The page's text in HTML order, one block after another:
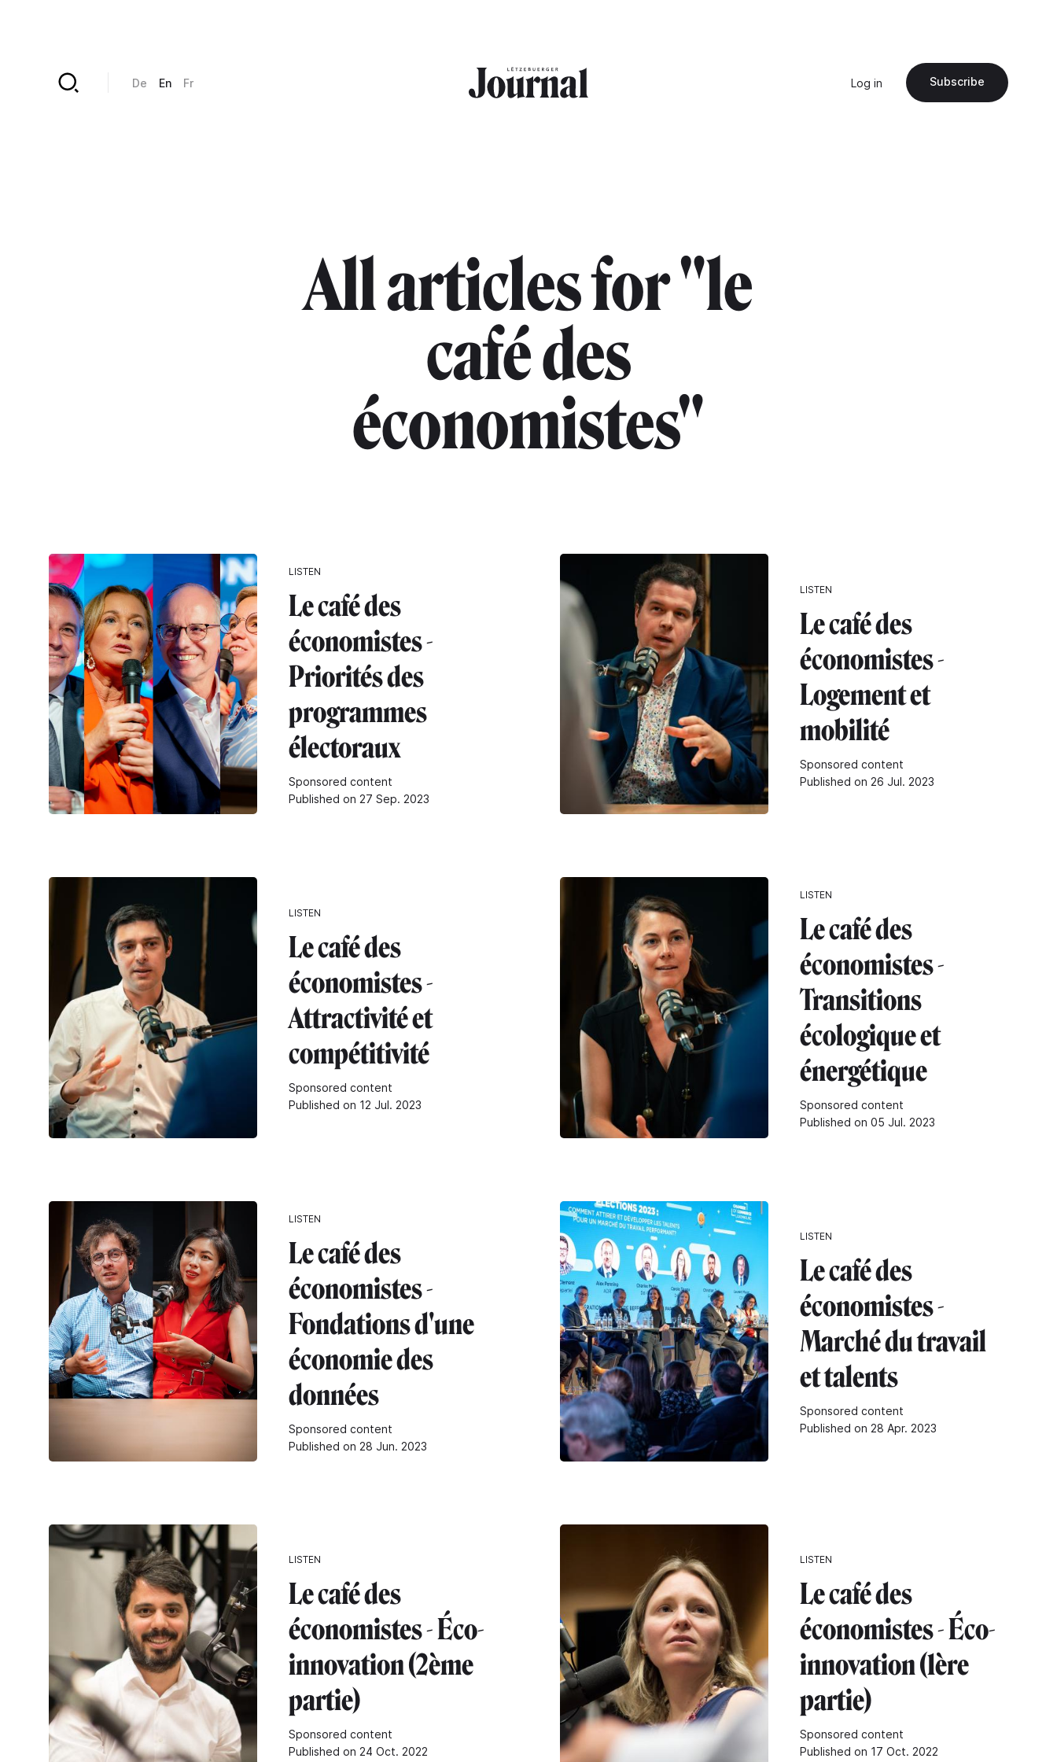
Log in Subscribe
De En Fr
All articles for "le
café des
économistes"
LISTEN
Le café des
économistes -
Priorités des
programmes
électoraux
Sponsored content
Published on 27 Sep. 2023
LISTEN
Le café des
économistes -
Logement et
mobilité
Sponsored content
Published on 26 Jul. 2023
LISTEN
Le café des
économistes -
Attractivité et
compétitivité
Sponsored content
Published on 12 Jul. 2023
LISTEN
Le café des
économistes -
Transitions
écologique et
énergétique
Sponsored content
Published on 05 Jul. 2023
LISTEN
Le café des
économistes -
Fondations d'une
économie des
données
Sponsored content
Published on 28 Jun. 2023
LISTEN
Le café des
économistes -
Marché du travail
et talents
Sponsored content
Published on 28 Apr. 2023
LISTEN
Le café des
économistes - Éco-
innovation (2ème
partie)
Sponsored content
Published on 24 Oct. 2022
LISTEN
Le café des
économistes - Éco-
innovation (1ère
partie)
Sponsored content
Published on 17 Oct. 2022